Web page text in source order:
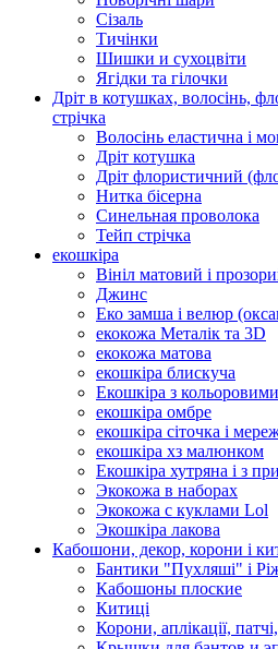
Сізаль
Тичінки
Шишки и сухоцвіти
Ягідки та гілочки
Дріт в котушках, волосінь,
стрічка
Волосінь еластична і
Дріт котушка
Дріт флористичний
Нитка бісерна
Синельная проволока
Тейп стрічка
екошкіра
Вініл матовий і
Джинс
Еко замша і велюр
екокожа Металік та 3D
екокожа матова
екошкіра блискуча
Екошкіра з
екошкіра омбре
екошкіра сіточка і
екошкіра хз малюнком
Екошкіра хутряна і з
Экокожа в наборах
Экокожа с куклами Lol
Экошкiра лакова
Кабошони, декор, корони і
Бантики "Пухляші" і
Кабошоны плоские
Китиці
Корони, аплікації,